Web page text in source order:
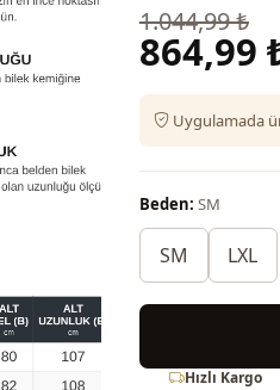
1.044,99 ₺
864,99
Uygulamada
Beden: SM
SM LXL
Hızlı Kargo